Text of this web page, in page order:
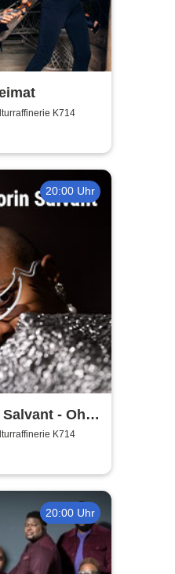
K714
20:00 Uhr
- Oh
2026
K714
20:00 Uhr